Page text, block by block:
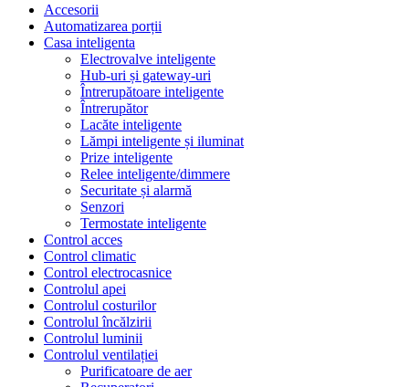
Accesorii
Automatizarea porții
Casa inteligenta
Electrovalve inteligente
Hub-uri și gateway-uri
Întrerupătoare inteligente
Întrerupător
Lacăte inteligente
Lămpi inteligente și iluminat
Prize inteligente
Relee inteligente/dimmere
Securitate și alarmă
Senzori
Termostate inteligente
Control acces
Control climatic
Control electrocasnice
Controlul apei
Controlul costurilor
Controlul încălzirii
Controlul luminii
Controlul ventilației
Purificatoare de aer